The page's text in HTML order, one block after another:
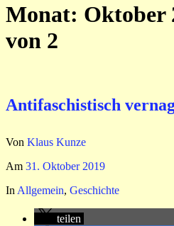
Monat: Oktober
von 2
Antifaschistisch
Von Klaus Kunze
Am 31. Oktober 2019
In Allgemein, Geschichte
teilen